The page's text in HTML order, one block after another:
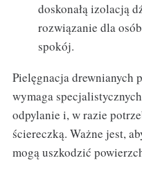
doskonałą izolacją
rozwiązanie dla
spokój.
Pielęgnacja drewnianych
wymaga
odpylanie i, w razie
ściereczką. Ważne jest,
mogą uszkodzić